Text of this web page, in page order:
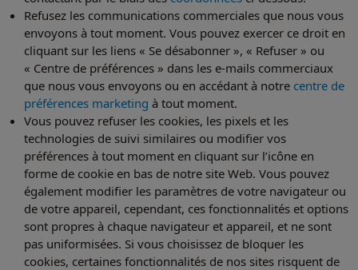
Refusez les communications commerciales que nous vous
envoyons à tout moment. Vous pouvez exercer ce droit en
cliquant sur les liens « Se désabonner », « Refuser » ou
« Centre de préférences » dans les e-mails commerciaux
que nous vous envoyons ou en accédant à notre centre de
préférences marketing à tout moment.
Vous pouvez refuser les cookies, les pixels et les
technologies de suivi similaires ou modifier vos
préférences à tout moment en cliquant sur l’icône en
forme de cookie en bas de notre site Web. Vous pouvez
également modifier les paramètres de votre navigateur ou
de votre appareil, cependant, ces fonctionnalités et options
sont propres à chaque navigateur et appareil, et ne sont
pas uniformisées. Si vous choisissez de bloquer les
cookies, certaines fonctionnalités de nos sites risquent de